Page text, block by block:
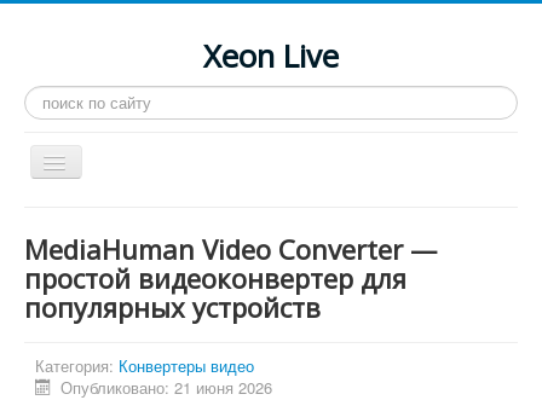
Xeon Live
Искать...
Toggle
Navigation
LGA 2011-3
LGA 2011
Инструкции
MediaHuman Video Converter —
простой видеоконвертер для
популярных устройств
Категория: Конвертеры видео
Опубликовано: 21 июня 2026